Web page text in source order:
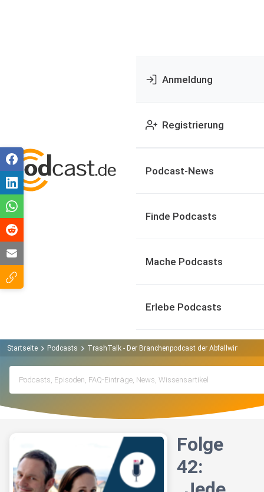
Anmeldung
Registrierung
Podcast-News
Finde Podcasts
Mache Podcasts
Erlebe Podcasts
Startseite Podcasts TrashTalk - Der Branchenpodcast der Abfallwirtschaft
Folge
42: